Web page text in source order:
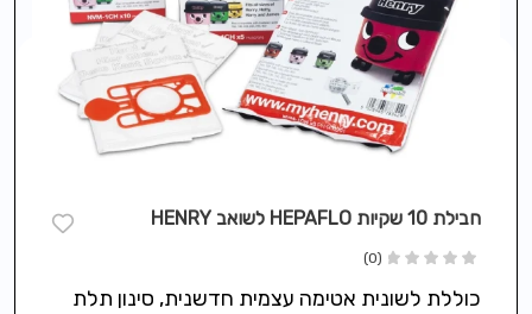
חבילת 10 שקיות HEPAFLO לשואב HENRY
(0)
כוללת לשונית אטימה עצמית חדשנית, סינון תלת